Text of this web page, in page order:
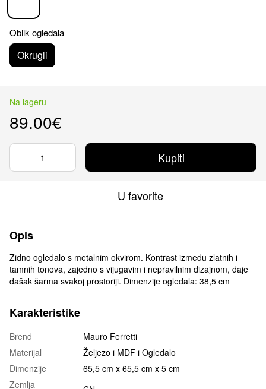
Oblik ogledala
Okrugli
Na lageru
89.00€
Kupiti
U favorite
Opis
Zidno ogledalo s metalnim okvirom. Kontrast između zlatnih i
tamnih tonova, zajedno s vijugavim i nepravilnim dizajnom, daje
dašak šarma svakoj prostoriji. Dimenzije ogledala: 38,5 cm
Karakteristike
Brend
Mauro Ferretti
Materijal
Željezo i MDF i Ogledalo
Dimenzije
65,5 cm х 65,5 cm х 5 cm
Zemlja